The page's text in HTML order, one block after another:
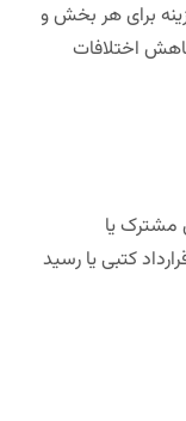
برای هر بخش و
اختلافات
مشترک یا
کتبی یا رسید